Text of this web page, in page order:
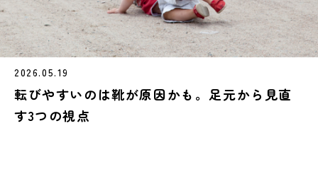
2026.05.19
転びやすいのは靴が原因かも。足元から見直
す3つの視点